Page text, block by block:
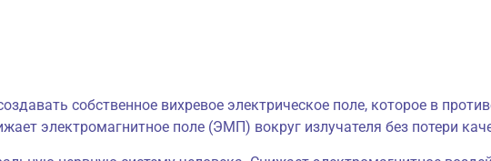
собственное вихревое электрическое поле, которое в
электромагнитное поле (ЭМП) вокруг излучателя без потери